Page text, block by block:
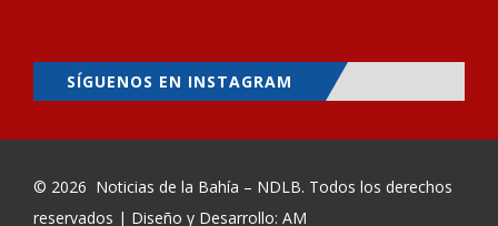
SÍGUENOS EN INSTAGRAM
© 2026 Noticias de la Bahía – NDLB. Todos los derechos
reservados | Diseño y Desarrollo: AM